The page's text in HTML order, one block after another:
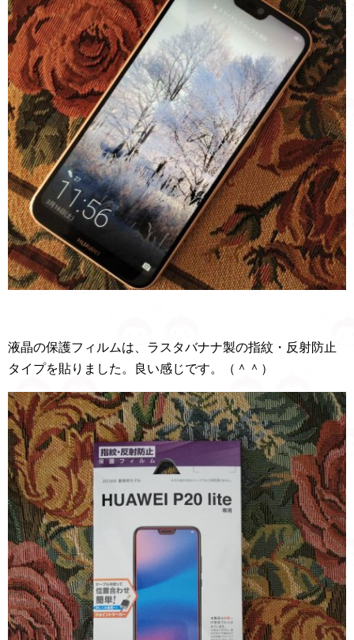
液晶の保護フィルムは、ラスタバナナ製の指紋・反射防止
タイプを貼りました。良い感じです。（＾＾）